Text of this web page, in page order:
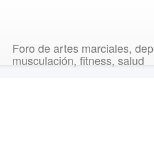
Foro de artes marciales,
musculación, fitness, salud